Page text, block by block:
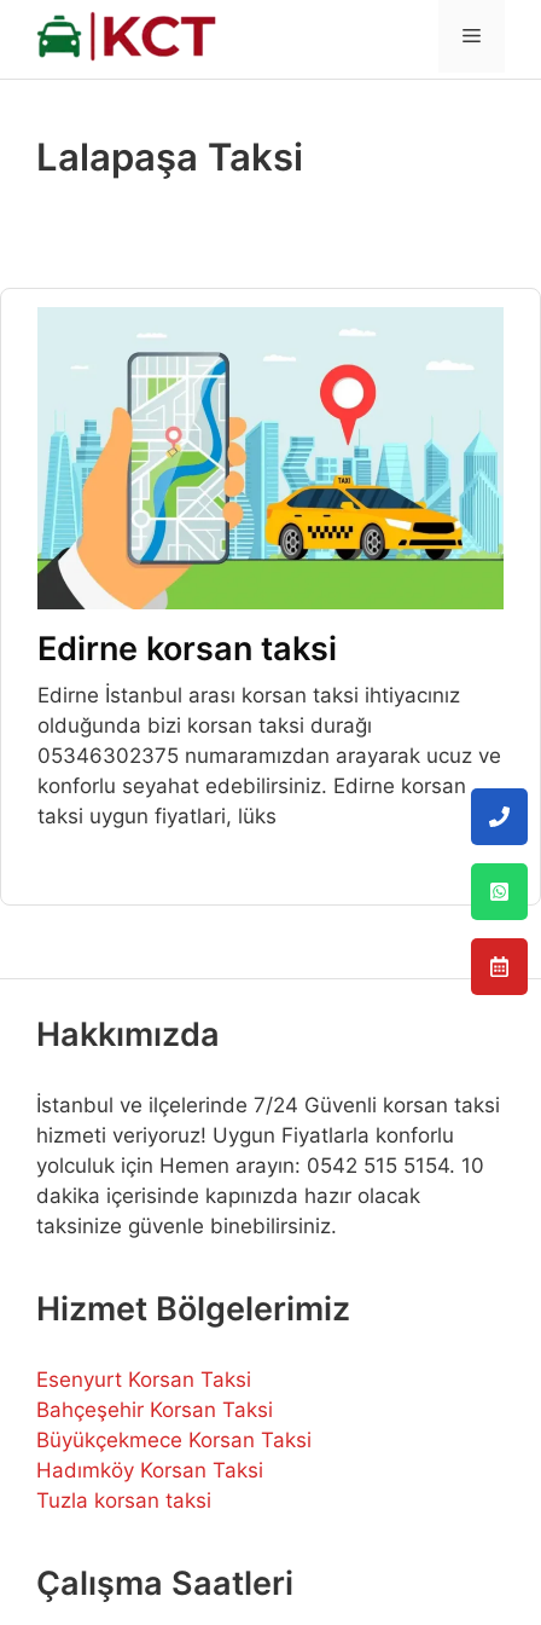
İçeriğe
MENÜ
Lalapaşa Taksi
Edirne korsan taksi
Edirne İstanbul arası korsan taksi ihtiyacınız
olduğunda bizi korsan taksi durağı
05346302375 numaramızdan arayarak ucuz ve
konforlu seyahat edebilirsiniz. Edirne korsan
taksi uygun fiyatlari, lüks
Hakkımızda
İstanbul ve ilçelerinde 7/24 Güvenli korsan taksi
hizmeti veriyoruz! Uygun Fiyatlarla konforlu
yolculuk için Hemen arayın: 0542 515 5154. 10
dakika içerisinde kapınızda hazır olacak
taksinize güvenle binebilirsiniz.
Hizmet Bölgelerimiz
Esenyurt Korsan Taksi
Bahçeşehir Korsan Taksi
Büyükçekmece Korsan Taksi
Hadımköy Korsan Taksi
Tuzla korsan taksi
Çalışma Saatleri